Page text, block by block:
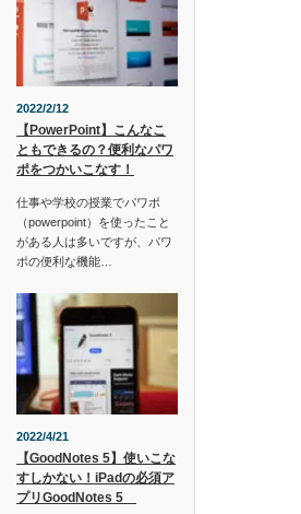
2022/2/12
【PowerPoint】こんなこ
ともできるの？便利なパワ
ポをつかいこなす！
仕事や学校の授業でパワポ
（powerpoint）を使ったこと
がある人は多いですが、パワ
ポの便利な機能…
2022/4/21
【GoodNotes 5】使いこな
すしかない！iPadの必須ア
プリGoodNotes 5